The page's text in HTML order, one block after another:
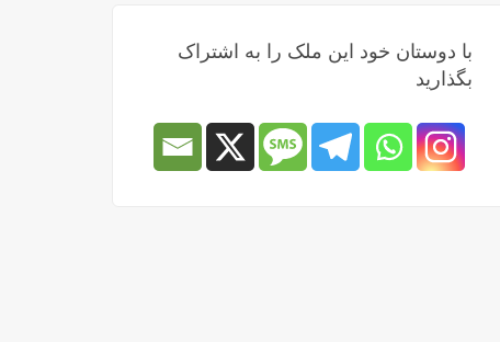
با دوستان خود این ملک را به اشتراک
بگذارید